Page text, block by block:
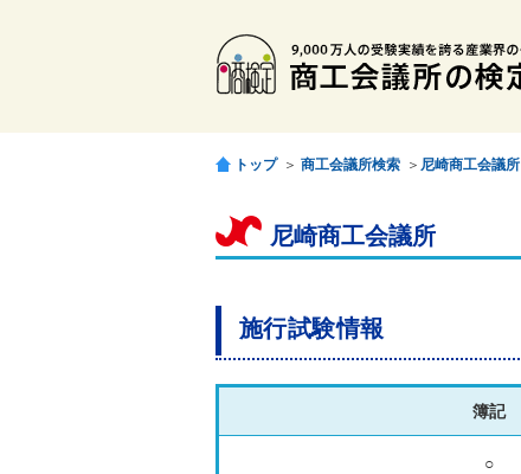
トップ ＞ 商工会議所検索 ＞ 尼崎商工会議所
尼崎商工会議所
施行試験情報
簿記
○